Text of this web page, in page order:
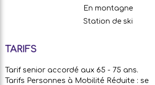
En montagne
Station de ski
TARIFS
Tarif senior accordé aux 65 - 75 ans.
Tarifs Personnes à Mobilité Réduite : se